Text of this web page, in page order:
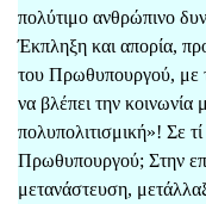
πολύτιμο ανθρώπινο
Έκπληξη και απορία,
του Πρωθυπουργού, με
να βλέπει την κοινωνία
πολυπολιτισμική»! Σε
Πρωθυπουργού; Στην
μετανάστευση,